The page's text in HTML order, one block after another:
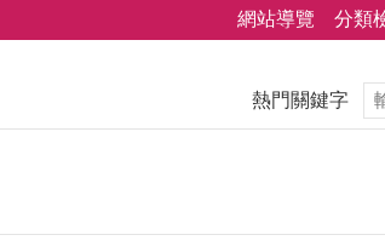
網站導覽 分類
熱門關鍵字